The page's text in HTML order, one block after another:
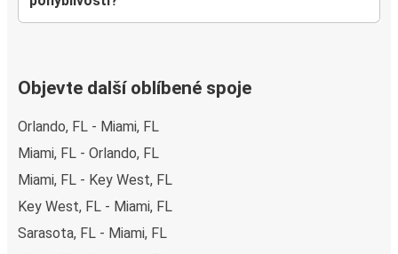
Objevte další oblíbené spoje
Orlando, FL - Miami, FL
Miami, FL - Orlando, FL
Miami, FL - Key West, FL
Key West, FL - Miami, FL
Sarasota, FL - Miami, FL